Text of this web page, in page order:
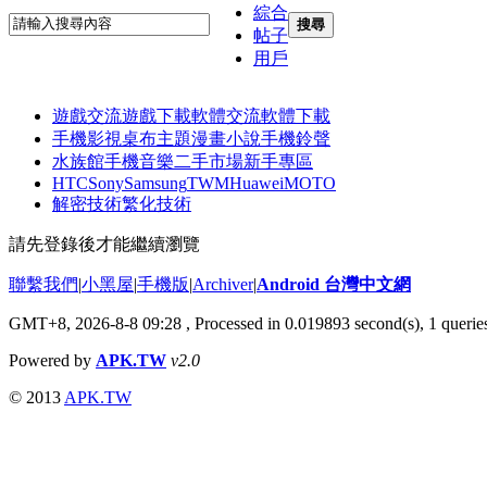
綜合
帖子
用戶
搜尋
遊戲交流遊戲下載軟體交流軟體下載
手機影視桌布主題漫畫小說手機鈴聲
水族館手機音樂二手市場新手專區
HTCSonySamsungTWMHuaweiMOTO
解密技術繁化技術
請先登錄後才能繼續瀏覽
聯繫我們|小黑屋|手機版|Archiver|Android 台灣中文網
GMT+8, 2026-8-8 09:28 , Processed in 0.019893 second(s), 1
Powered by APK.TW v2.0
© 2013 APK.TW